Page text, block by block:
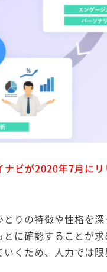
ビが2020年7月に
りの特徴や性格を深
に確認することが
くため、人力では限